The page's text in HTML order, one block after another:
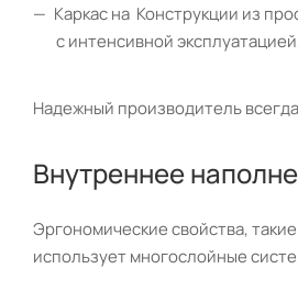
Каркас на Конструкции из
с интенсивной
Надежный производитель
Внутреннее
Эргономические свойства,
использует многослойные